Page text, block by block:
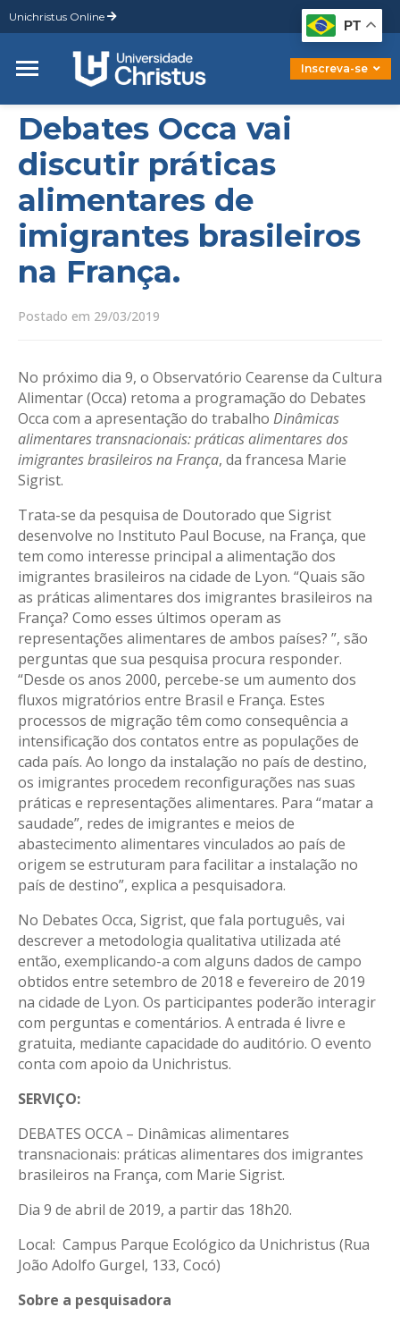
Unichristus Online
Inscreva-se
Graduação
Pós-Graduação
Mestrado
Doutorado
Debates Occa vai
discutir práticas
alimentares de
imigrantes brasileiros
na França.
Postado em 29/03/2019
No próximo dia 9, o Observatório Cearense da Cultura
Alimentar (Occa) retoma a programação do Debates
Occa com a apresentação do trabalho Dinâmicas
alimentares transnacionais: práticas alimentares dos
imigrantes brasileiros na França, da francesa Marie
Sigrist.
Trata-se da pesquisa de Doutorado que Sigrist
desenvolve no Instituto Paul Bocuse, na França, que
tem como interesse principal a alimentação dos
imigrantes brasileiros na cidade de Lyon. “Quais são
as práticas alimentares dos imigrantes brasileiros na
França? Como esses últimos operam as
representações alimentares de ambos países? ”, são
perguntas que sua pesquisa procura responder.
“Desde os anos 2000, percebe-se um aumento dos
fluxos migratórios entre Brasil e França. Estes
processos de migração têm como consequência a
intensificação dos contatos entre as populações de
cada país. Ao longo da instalação no país de destino,
os imigrantes procedem reconfigurações nas suas
práticas e representações alimentares. Para “matar a
saudade”, redes de imigrantes e meios de
abastecimento alimentares vinculados ao país de
origem se estruturam para facilitar a instalação no
país de destino”, explica a pesquisadora.
No Debates Occa, Sigrist, que fala português, vai
descrever a metodologia qualitativa utilizada até
então, exemplicando-a com alguns dados de campo
obtidos entre setembro de 2018 e fevereiro de 2019
na cidade de Lyon. Os participantes poderão interagir
com perguntas e comentários. A entrada é livre e
gratuita, mediante capacidade do auditório. O evento
conta com apoio da Unichristus.
SERVIÇO:
DEBATES OCCA – Dinâmicas alimentares
transnacionais: práticas alimentares dos imigrantes
brasileiros na França, com Marie Sigrist.
Dia 9 de abril de 2019, a partir das 18h20.
Local: Campus Parque Ecológico da Unichristus (Rua
João Adolfo Gurgel, 133, Cocó)
Sobre a pesquisadora
PT